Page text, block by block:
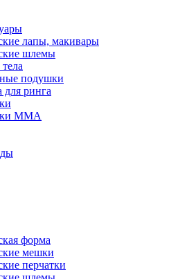
лапы, макивары
шлемы
подушки
ринга
MMA
форма
мешки
перчатки